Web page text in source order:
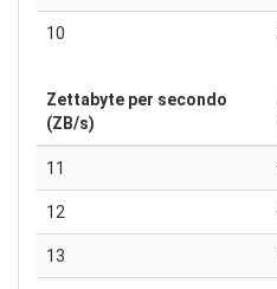
10
Zettabyte per secondo
(ZB/s)
11
12
13